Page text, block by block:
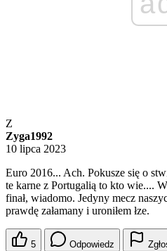
Z
Zyga1992
10 lipca 2023
Euro 2016... Ach. Pokusze się o
te karne z Portugalią to kto wie....
finał, wiadomo. Jedyny mecz
prawdę załamany i uroniłem łze.
5 Odpowiedz